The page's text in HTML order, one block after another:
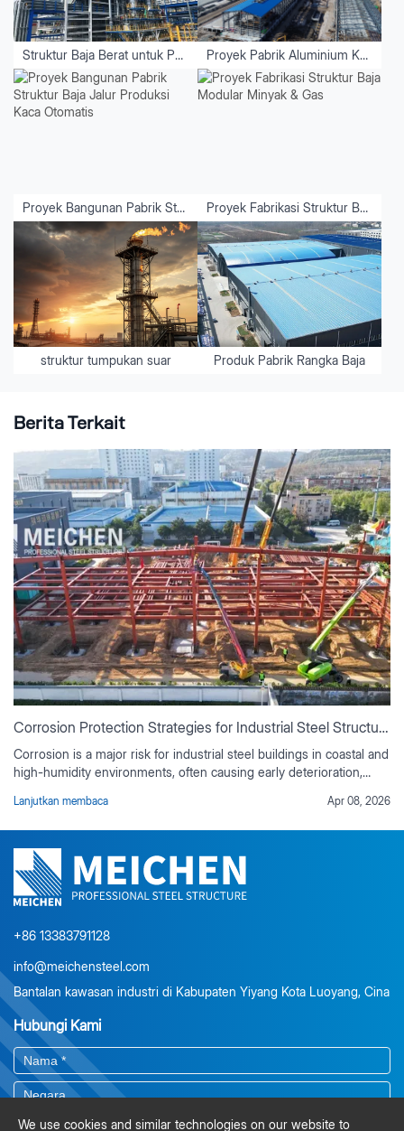
Struktur Baja Berat untuk Peralatan Proyek Pabrik Aluminium Kalimantan Utara - Indonesia
Proyek Bangunan Pabrik Struktur Baja Jalur Produksi Kaca Otomatis Proyek Fabrikasi Struktur Baja Modular Minyak & Gas
struktur tumpukan suar Produk Pabrik Rangka Baja
Berita Terkait
Corrosion Protection Strategies for Industrial Steel Structures
Corrosion is a major risk for industrial steel buildings in coastal and
high-humidity environments, often causing early deterioration,
controlled. This guide outlines practical corrosion protection
coating systems, corrosion-resistant design detailing, and
preventive maintenance planning. It also explains the value of
duplex coating systems, ISO-compliant surface preparation, and
Lanjutkan membaca Apr 08, 2026
+86 13383791128
info@meichensteel.com
Bantalan kawasan industri di Kabupaten Yiyang Kota Luoyang, Cina
Hubungi Kami
We use cookies and similar technologies on our website to